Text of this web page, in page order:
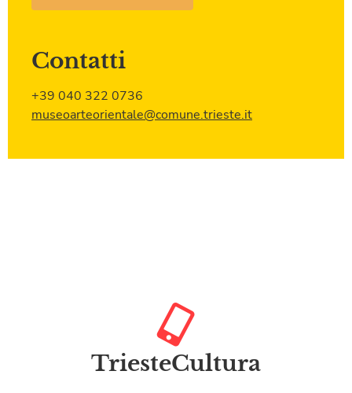
Contatti
+39 040 322 0736
museoarteorientale@comune.trieste.it
TriesteCultura